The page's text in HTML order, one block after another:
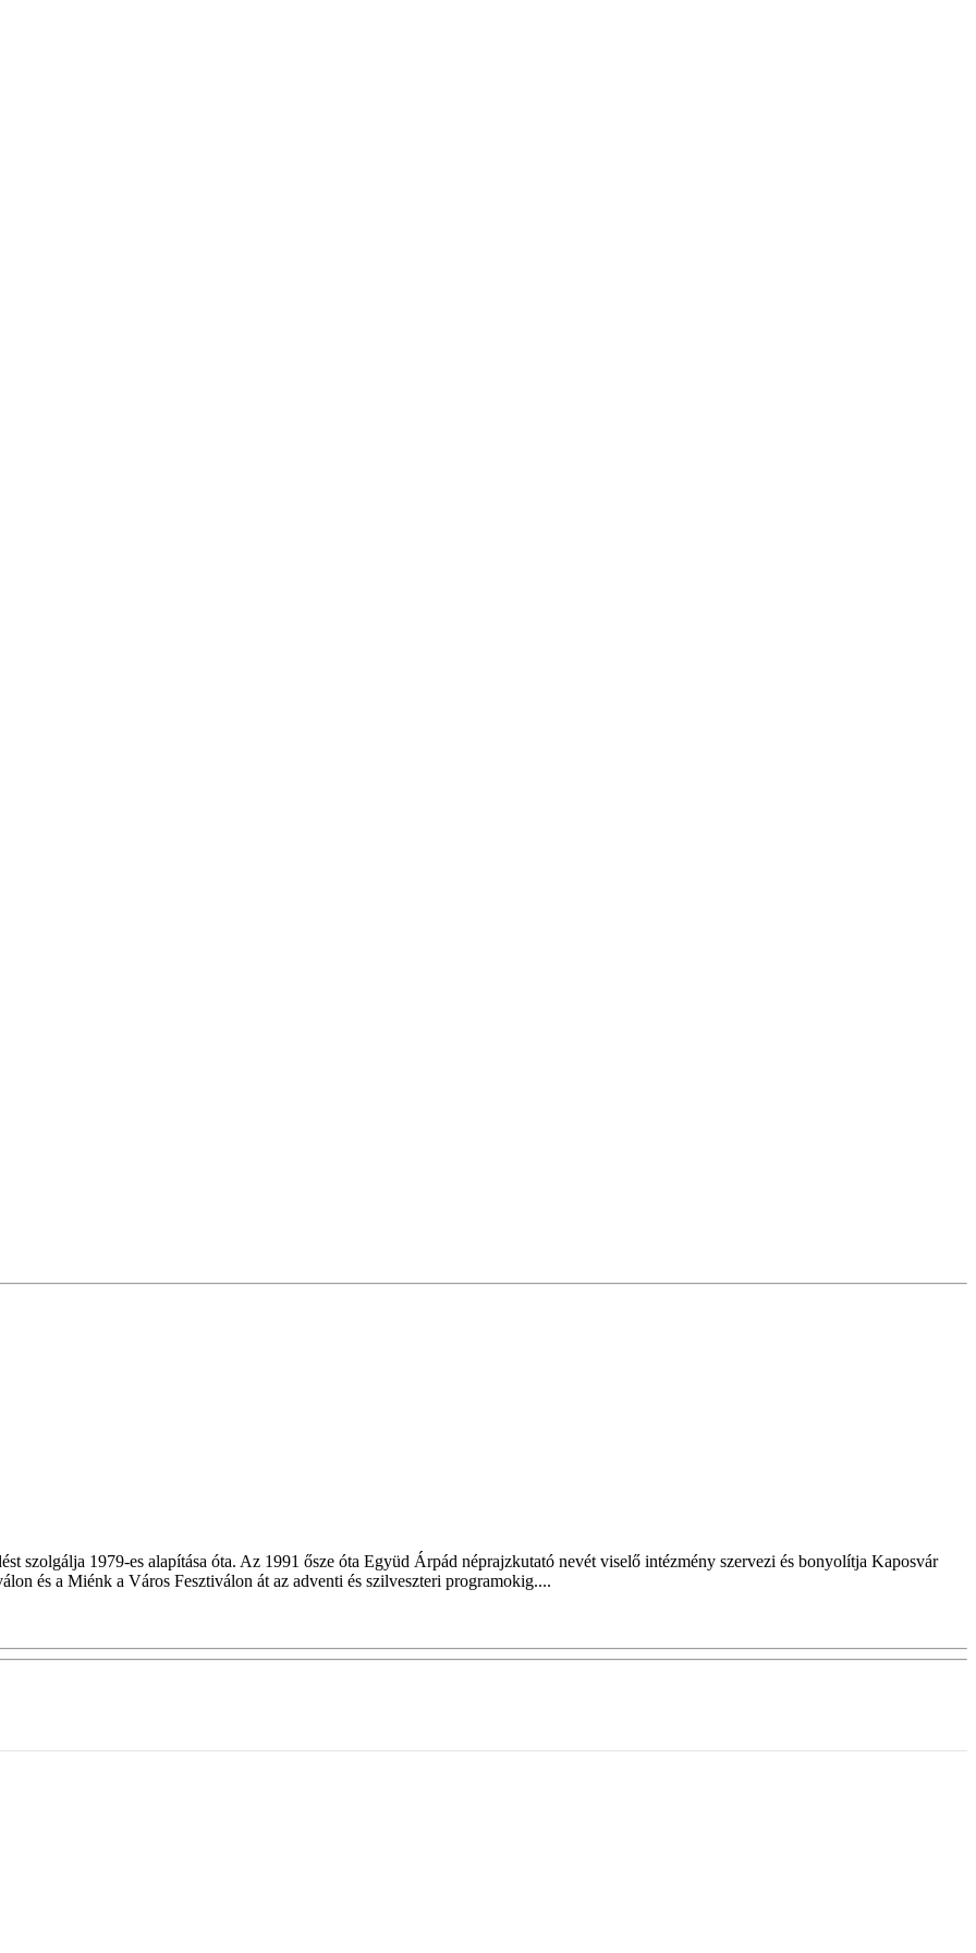
szolgálja 1979-es alapítása óta. Az 1991 ősze óta Együd Árpád néprajzkutató nevét viselő intézmény szervezi és bonyolítja Kaposvár
és a Miénk a Város Fesztiválon át az adventi és szilveszteri programokig....